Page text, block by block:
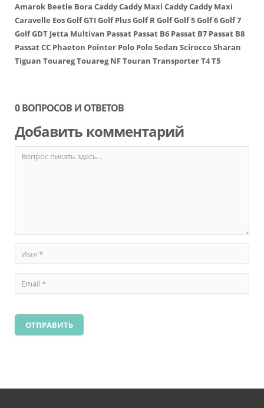
Amarok Beetle Bora CaddyCaddy Maxi CaddyCaddy Maxi
Caravelle EosGolf GTI Golf PlusGolf RGolfGolf 5Golf 6Golf 7
Golf GDT Jetta Multivan Passat Passat B6 Passat B7 Passat B8
Passat CC Phaeton Pointer Polo Polo Sedan SciroccoSharan
Tiguan TouaregTouareg NFTouran TransporterT4T5
0 ВОПРОСОВ И ОТВЕТОВ
Добавить комментарий